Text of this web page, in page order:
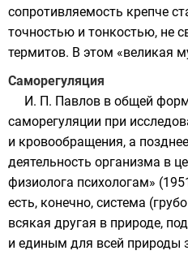
сопротивляемость крепче
точностью и тонкостью, не
термитов. В этом «великая
Саморегуляция
И. П. Павлов в общей
саморегуляции при
и кровообращения, а
деятельность организма в
физиолога психологам»
есть, конечно, система
всякая другая в природе,
и единым для всей природы